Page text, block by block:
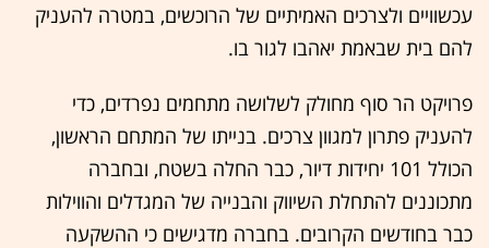
עכשוויים ולצרכים האמיתיים של הרוכשים, במטרה להעניק
להם בית שבאמת יאהבו לגור בו.
פרויקט הר סוף מחולק לשלושה מתחמים נפרדים, כדי
להעניק פתרון למגוון צרכים. בנייתו של המתחם הראשון,
הכולל 101 יחידות דיור, כבר החלה בשטח, ובחברה
מתכוננים להתחלת השיווק והבנייה של המגדלים והווילות
כבר בחודשים הקרובים. בחברה מדגישים כי ההשקעה